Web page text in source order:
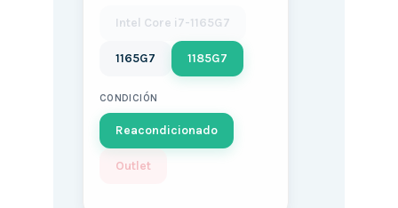
Intel Core i7-1165G7
1165G7 1185G7
CONDICIÓN
Reacondicionado
Outlet